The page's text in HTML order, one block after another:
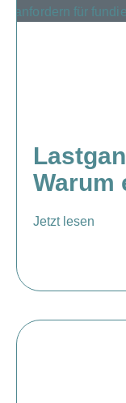
Warum
Jetzt lesen